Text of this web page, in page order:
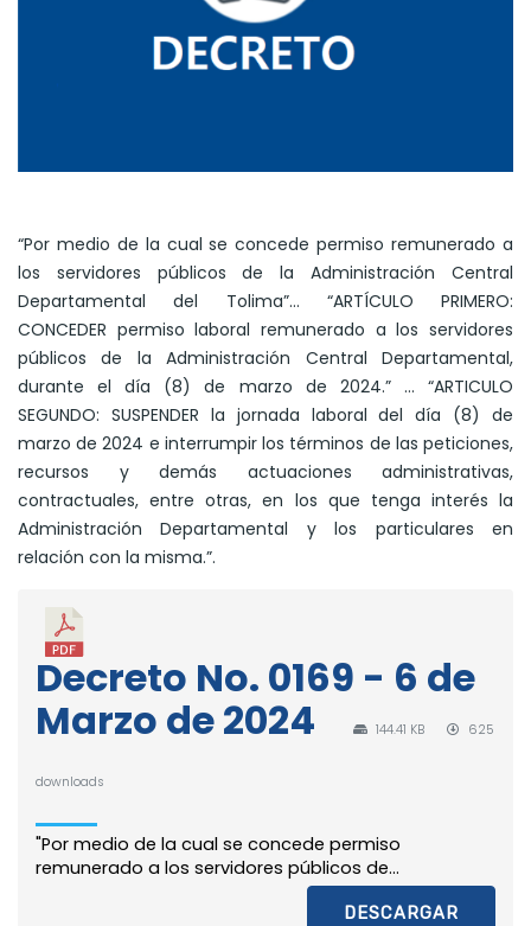
“Por medio de la cual se concede permiso remunerado a
los servidores públicos de la Administración Central
Departamental del Tolima”… “ARTÍCULO PRIMERO:
CONCEDER permiso laboral remunerado a los servidores
públicos de la Administración Central Departamental,
durante el día (8) de marzo de 2024.” … “ARTICULO
SEGUNDO: SUSPENDER la jornada laboral del día (8) de
marzo de 2024 e interrumpir los términos de las peticiones,
recursos y demás actuaciones administrativas,
contractuales, entre otras, en los que tenga interés la
Administración Departamental y los particulares en
relación con la misma.”.
Decreto No. 0169 - 6 de
Marzo de 2024
144.41 KB 625
downloads
"Por medio de la cual se concede permiso
remunerado a los servidores públicos de...
DESCARGAR